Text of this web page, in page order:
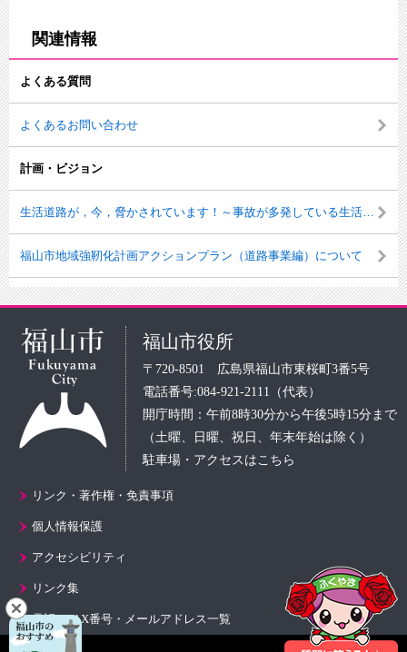
関連情報
よくある質問
よくあるお問い合わせ
計画・ビジョン
生活道路が，今，脅かされています！～事故が多発している生活道路エリアについて，重点的に交通安全対策を行っています～
福山市地域強靭化計画アクションプラン（道路事業編）について
福山市役所
〒720-8501 広島県福山市東桜町3番5号
電話番号:084-921-2111（代表）
開庁時間：午前8時30分から午後5時15分まで
（土曜、日曜、祝日、年末年始は除く）
駐車場・アクセスはこちら
リンク・著作権・免責事項
個人情報保護
アクセシビリティ
リンク集
電話・FAX番号・メールアドレス一覧